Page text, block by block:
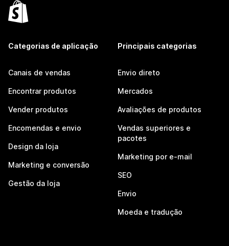
Categorias de aplicação
Canais de vendas
Encontrar produtos
Vender produtos
Encomendas e envio
Design da loja
Marketing e conversão
Gestão da loja
Principais categorias
Envio direto
Mercados
Avaliações de produtos
Vendas superiores e
pacotes
Marketing por e-mail
SEO
Envio
Moeda e tradução